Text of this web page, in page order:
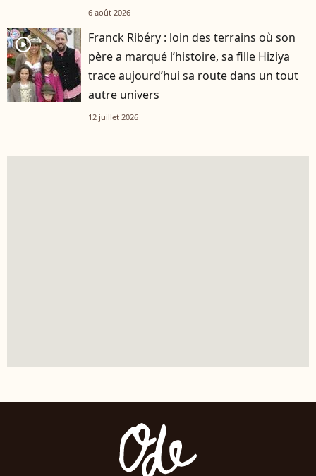
6 août 2026
player2
Franck Ribéry : loin des terrains où son
père a marqué l’histoire, sa fille Hiziya
trace aujourd’hui sa route dans un tout
autre univers
12 juillet 2026